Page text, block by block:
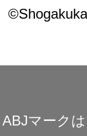
ABJマーク